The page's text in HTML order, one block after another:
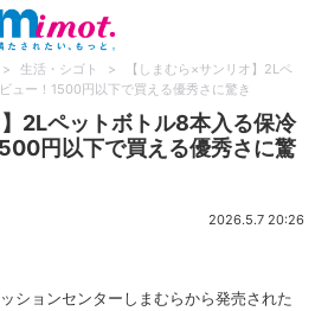
> 生活・シゴト >
【しまむら×サンリオ】2Lペ
ュー！1500円以下で買える優秀さに驚き
2Lペットボトル8本入る保冷
円以下で買える優秀さに驚
2026.5.7 20:26
ションセンターしまむらから発売された